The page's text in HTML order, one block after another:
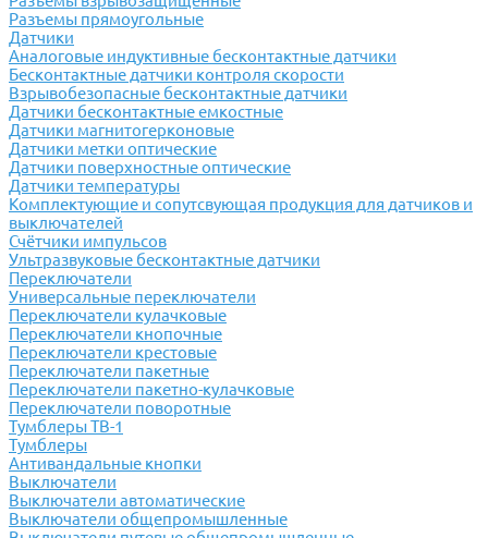
Разъемы прямоугольные
Датчики
Аналоговые индуктивные бесконтактные датчики
Бесконтактные датчики контроля скорости
Взрывобезопасные бесконтактные датчики
Датчики бесконтактные емкостные
Датчики магнитогерконовые
Датчики метки оптические
Датчики поверхностные оптические
Датчики температуры
Комплектующие и сопутсвующая продукция для датчиков и
выключателей
Счётчики импульсов
Ультразвуковые бесконтактные датчики
Переключатели
Универсальные переключатели
Переключатели кулачковые
Переключатели кнопочные
Переключатели крестовые
Переключатели пакетные
Переключатели пакетно-кулачковые
Переключатели поворотные
Тумблеры ТВ-1
Тумблеры
Антивандальные кнопки
Выключатели
Выключатели автоматические
Выключатели общепромышленные